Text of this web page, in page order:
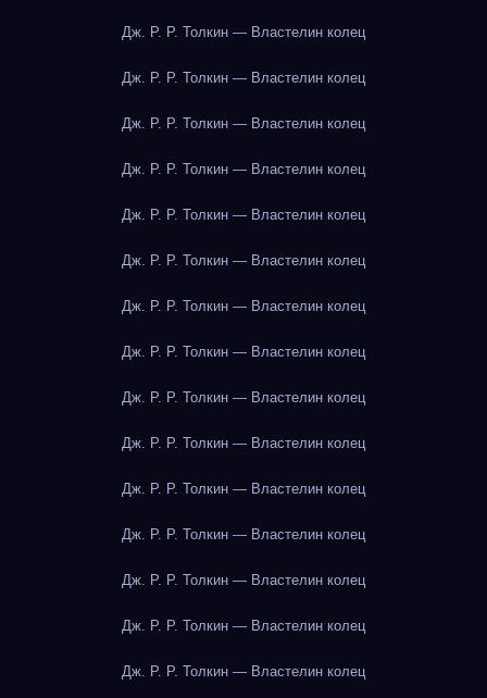
Дж. Р. Р. Толкин — Властелин колец
Дж. Р. Р. Толкин — Властелин колец
Дж. Р. Р. Толкин — Властелин колец
Дж. Р. Р. Толкин — Властелин колец
Дж. Р. Р. Толкин — Властелин колец
Дж. Р. Р. Толкин — Властелин колец
Дж. Р. Р. Толкин — Властелин колец
Дж. Р. Р. Толкин — Властелин колец
Дж. Р. Р. Толкин — Властелин колец
Дж. Р. Р. Толкин — Властелин колец
Дж. Р. Р. Толкин — Властелин колец
Дж. Р. Р. Толкин — Властелин колец
Дж. Р. Р. Толкин — Властелин колец
Дж. Р. Р. Толкин — Властелин колец
Дж. Р. Р. Толкин — Властелин колец